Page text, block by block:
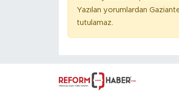
Yazılan yorumlardan
tutulamaz.